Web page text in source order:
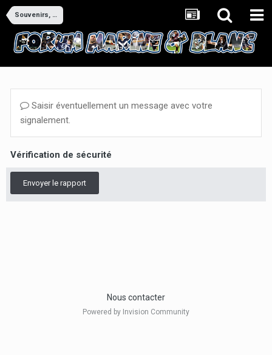
Souvenirs, souvenirs
Saisir éventuellement un message avec votre
signalement.
Vérification de sécurité
Envoyer le rapport
Nous contacter
Powered by Invision Community